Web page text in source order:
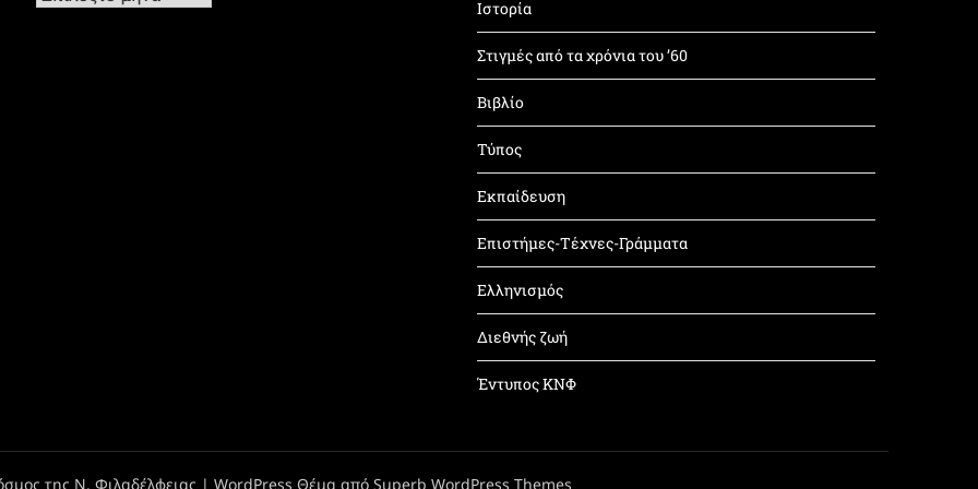
Ιστορία
Στιγμές από τα χρόνια του ’60
Βιβλίο
Τύπος
Εκπαίδευση
Επιστήμες-Τέχνες-Γράμματα
Ελληνισμός
Διεθνής ζωή
Έντυπος ΚΝΦ
της Ν. Φιλαδέλφειας | WordPress Θέμα από Superb WordPress Themes